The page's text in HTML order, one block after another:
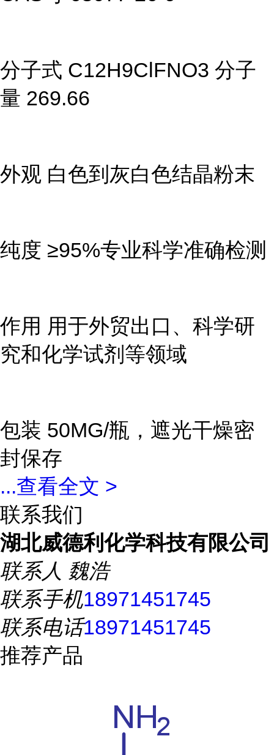
分子式 C12H9ClFNO3 分子
量 269.66
外观 白色到灰白色结晶粉末
纯度 ≥95%专业科学准确检测
作用 用于外贸出口、科学研
究和化学试剂等领域
包装 50MG/瓶，遮光干燥密
封保存
...查看全文 >
联系我们
湖北威德利化学科技有限公司
联系人 魏浩
联系手机18971451745
联系电话18971451745
推荐产品